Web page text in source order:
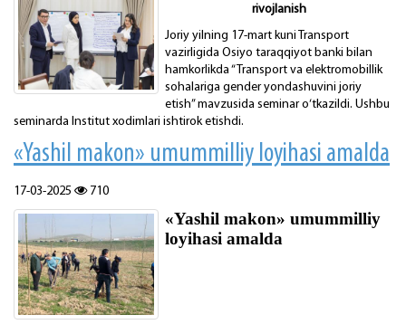
rivojlanish
Joriy yilning 17-mart kuni Transport
vazirligida Osiyo taraqqiyot banki bilan
hamkorlikda “Transport va elektromobillik
sohalariga gender yondashuvini joriy
etish” mavzusida seminar o‘tkazildi. Ushbu
seminarda Institut xodimlari ishtirok etishdi.
«Yashil makon» umummilliy loyihasi amalda
17-03-2025 710
«Yashil makon» umummilliy
loyihasi amalda